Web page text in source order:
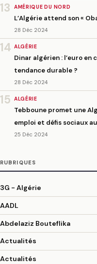
13 AMÉRIQUE DU NORD
L’Algérie attend son «
28 Déc 2024
14 ALGÉRIE
Dinar algérien : l’euro
tendance durable ?
28 Déc 2024
15 ALGÉRIE
Tebboune promet une
emploi et défis sociaux
25 Déc 2024
RUBRIQUES
3G - Algérie
AADL
Abdelaziz Bouteflika
Actualités
Actualités